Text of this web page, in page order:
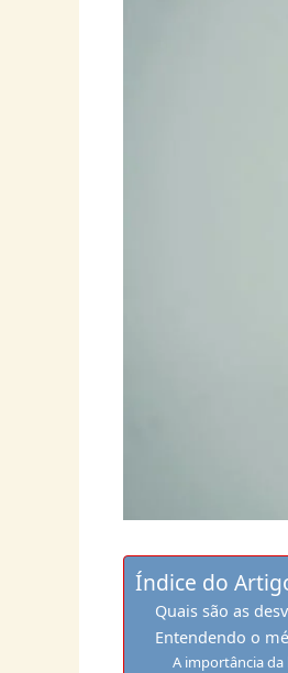
Índice do
Quais são as
Entendendo o
A importância